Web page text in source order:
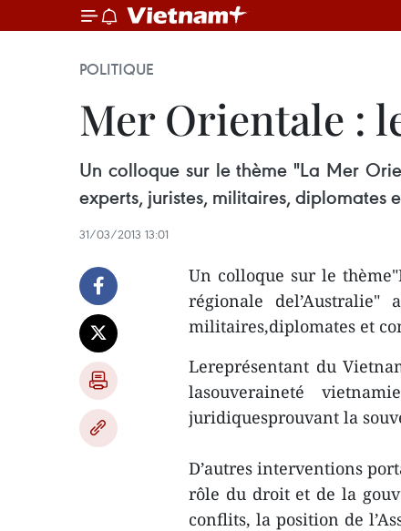
POLITIQUE
Mer Orientale :
Un colloque sur le thème "La Mer
experts, juristes, militaires, diplomates
31/03/2013 13:01
Un colloque sur le
régionale
militaires,diplomates et
Lereprésentant du
lasouveraineté
juridiquesprouvant la
D’autres interventions
rôle du droit et de la
conflits, la position de